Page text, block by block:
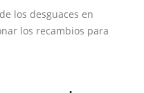
los desguaces en
los recambios para